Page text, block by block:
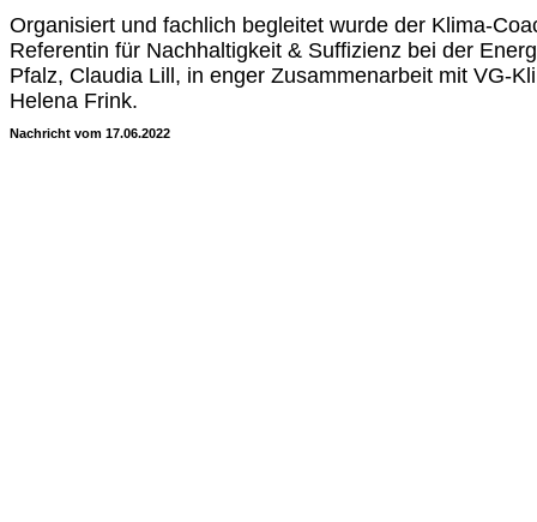
Organisiert und fachlich begleitet wurde der Klima-
Referentin für Nachhaltigkeit & Suffizienz bei der
Pfalz, Claudia Lill, in enger Zusammenarbeit mit VG-
Helena Frink.
Nachricht vom 17.06.2022